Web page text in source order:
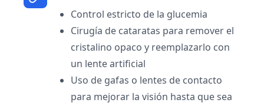
Control estricto de la glucemia
Cirugía de cataratas para remover el
cristalino opaco y reemplazarlo con
un lente artificial
Uso de gafas o lentes de contacto
para mejorar la visión hasta que sea